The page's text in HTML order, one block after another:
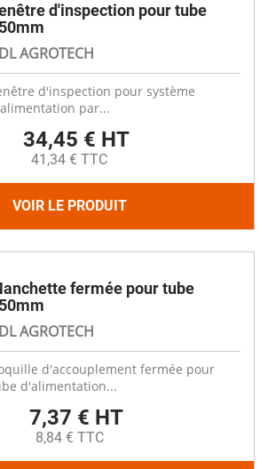
d'inspection pour tube
AGROTECH
d'inspection pour système
par...
34,45 € HT
41,34 € TTC
VOIR LE PRODUIT
fermée pour tube
AGROTECH
d'accouplement fermée pour
d'alimentation...
7,37 € HT
8,84 € TTC